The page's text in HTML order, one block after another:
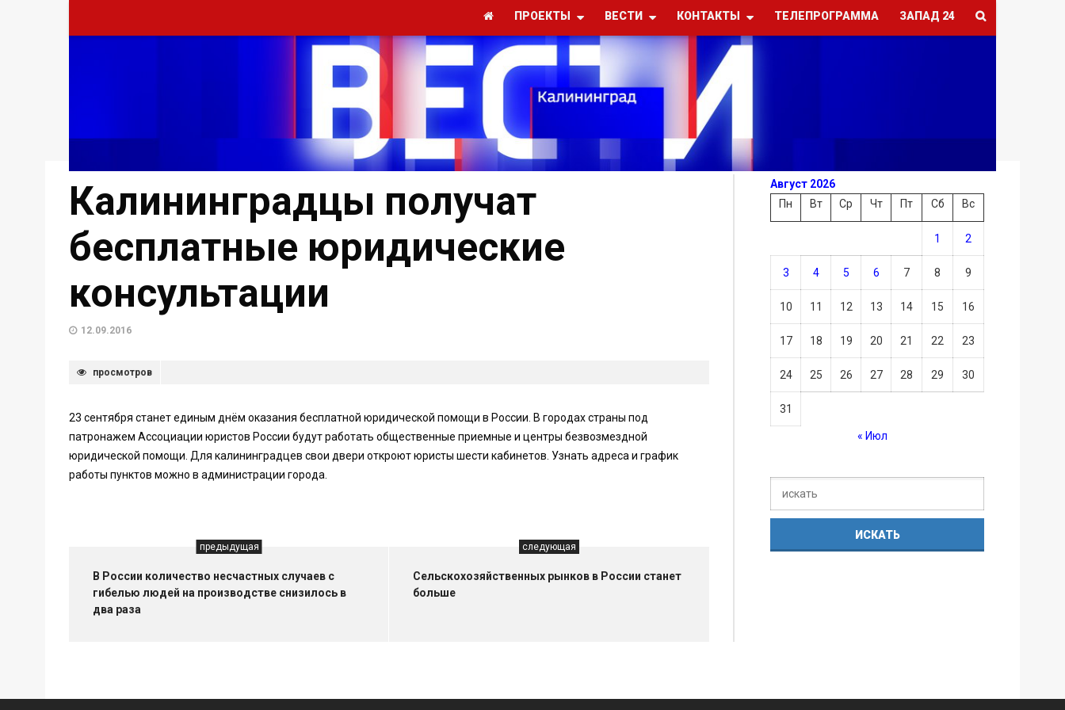
ПРОЕКТЫ ВЕСТИ КОНТАКТЫ ТЕЛЕПРОГРАММА ЗАПАД 24
Калининградцы получат
бесплатные юридические
консультации
12.09.2016
просмотров
23 сентября станет единым днём оказания бесплатной юридической помощи в России. В городах страны под
патронажем Ассоциации юристов России будут работать общественные приемные и центры безвозмездной
юридической помощи. Для калининградцев свои двери откроют юристы шести кабинетов. Узнать адреса и график
работы пунктов можно в администрации города.
предыдущая
В России количество несчастных случаев с
гибелью людей на производстве снизилось в
два раза
следующая
Сельскохозяйственных рынков в России станет
больше
Август 2026
Пн
Вт Ср Чт Пт Сб Вс
1 2
3 4 5 6 7 8 9
10 11 12 13 14 15 16
17 18 19 20 21 22 23
24 25 26 27 28 29 30
31
« Июл